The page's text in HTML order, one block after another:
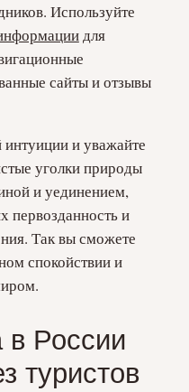
Используйте
для
сайты и отзывы
и уважайте
уголки природы
и уединением,
первозданность и
Так вы сможете
спокойствии и
России
туристов